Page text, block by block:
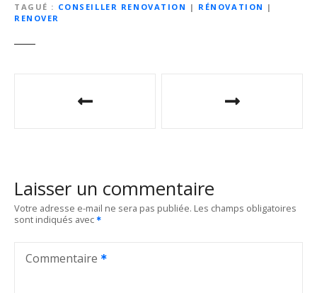
TAGUÉ
CONSEILLER RENOVATION | RÉNOVATION |
RENOVER
g
a
Laisser un commentaire
Votre adresse e-mail ne sera pas publiée. Les champs obligatoires
sont indiqués avec
Commentaire